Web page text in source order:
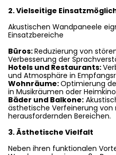
2. Vielseitige
Akustischen Wandpaneele
Einsatzbereiche
Büros:Reduzierung von
Verbesserung der
Hotels und Restaurants:
und Atmosphäre in
Wohnräume:Optimierung
in Musikräumen oder
Bäder und Balkone:
ästhetische Verfeinerung von
herausfordernden Bereichen.
3. Ästhetische Vielfalt
Neben ihren funktionalen